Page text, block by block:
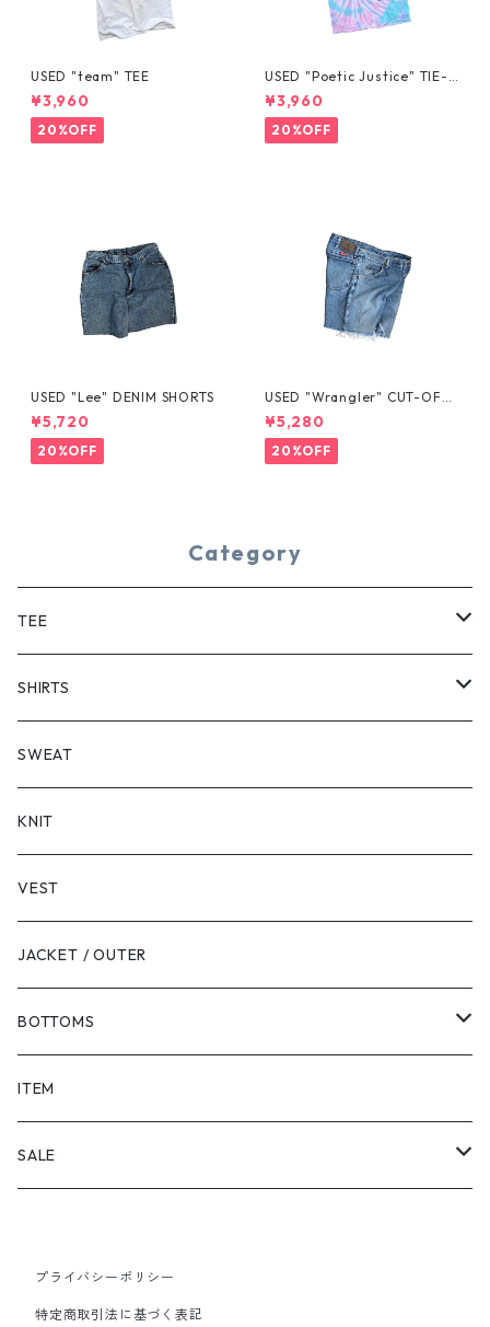
USED "team" TEE
¥3,960
20%OFF
USED "Poetic Justice" TIE-D
YE TEE
¥3,960
20%OFF
USED "Lee" DENIM SHORTS
¥5,720
20%OFF
USED "Wrangler" CUT-OFF
DENIM SHORTS
¥5,280
20%OFF
Category
TEE
SHORT SLEEVE
LONG SLEEVE
SHIRTS
SHORT SLEEVE
LONG SLEEVE
SWEAT
KNIT
VEST
JACKET / OUTER
BOTTOMS
SHORTS
PANTS
ITEM
SALE
PANTS
プライバシーポリシー
特定商取引法に基づく表記